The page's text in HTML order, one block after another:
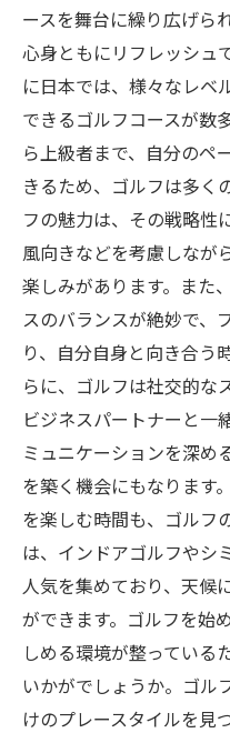
ースを舞台に繰り広げら
心身ともにリフレッシュ
に日本では、様々なレベ
できるゴルフコースが数
ら上級者まで、自分のペ
きるため、ゴルフは多く
フの魅力は、その戦略性
風向きなどを考慮しなが
楽しみがあります。また
スのバランスが絶妙で、
り、自分自身と向き合う
らに、ゴルフは社交的な
ビジネスパートナーと一
ミュニケーションを深め
を築く機会にもなります
を楽しむ時間も、ゴルフ
は、インドアゴルフやシ
人気を集めており、天候
ができます。ゴルフを始
しめる環境が整っている
いかがでしょうか。ゴル
けのプレースタイルを見